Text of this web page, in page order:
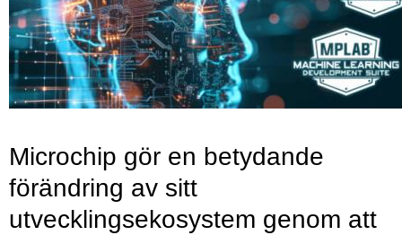
Microchip gör en betydande
förändring av sitt
utvecklingsekosystem genom att